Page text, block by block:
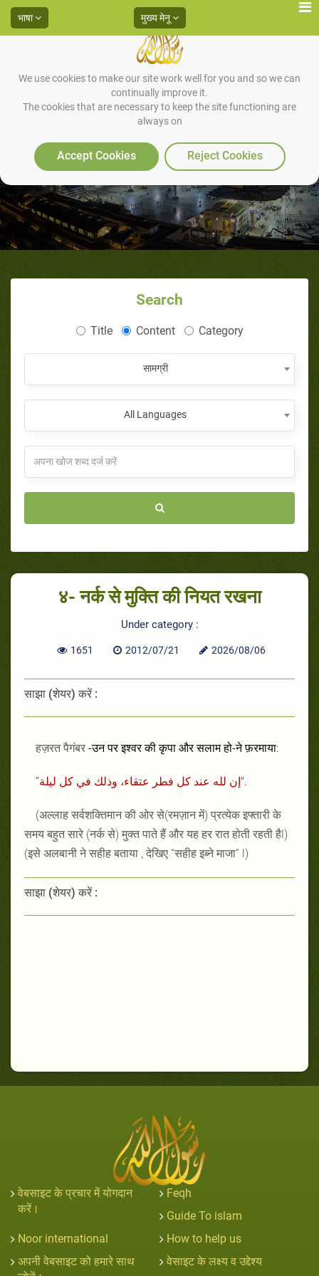
We use cookies to make our site work well for you and so we can
continually improve it.
The cookies that are necessary to keep the site functioning are
always on
Accept Cookies Reject Cookies
भाषा मुख्य मेनू
४- नर्क से मुक्ति की नियत रखना
Search
Title Content Category
सामग्री
All Languages
४- नर्क से मुक्ति की नियत रखना
Under category :
1651 2012/07/21 2026/08/06
साझा (शेयर) करें :
हज़रत पैगंबर -उन पर इश्वर कीकृपा और सलाम हो-ने फ़रमाया:
“ إن لله عند كل فطر عتقاء، وذلك في كل ليلة ".
(अल्लाह सर्वशक्तिमान की ओर से(रमज़ान में) प्रत्येक इफ्तारी के
समय बहुत सारे (नर्क से) मुक्त पाते हैं और यह हर रात होती रहती हैl)
(इसे अलबानी ने सहीह बताया , देखिए “सहीह इब्ने माजा” l)
साझा (शेयर) करें :
वेबसाइट के प्रचार में योगदान
करें।
Feqh
Guide To islam
Noor international
How to help us
अपनी वेबसाइट को हमारे साथ
वेसाइट के लक्ष्य व उद्देश्य